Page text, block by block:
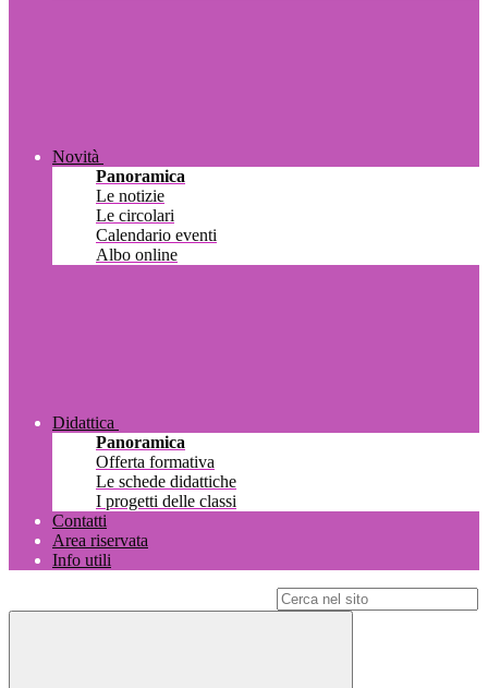
Novità
Panoramica
Le notizie
Le circolari
Calendario eventi
Albo online
Didattica
Panoramica
Offerta formativa
Le schede didattiche
I progetti delle classi
Contatti
Area riservata
Info utili